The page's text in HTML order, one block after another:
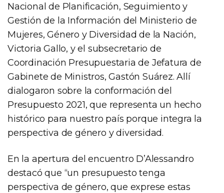
Nacional de Planificación, Seguimiento y
Gestión de la Información del Ministerio de
Mujeres, Género y Diversidad de la Nación,
Victoria Gallo, y el subsecretario de
Coordinación Presupuestaria de Jefatura de
Gabinete de Ministros, Gastón Suárez. Allí
dialogaron sobre la conformación del
Presupuesto 2021, que representa un hecho
histórico para nuestro país porque integra la
perspectiva de género y diversidad.
En la apertura del encuentro D’Alessandro
destacó que “un presupuesto tenga
perspectiva de género, que exprese estas